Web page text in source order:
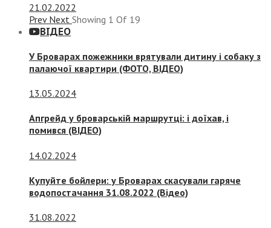
21.02.2022
Prev Next Showing 1 Of 19
ВІДЕО
У Броварах пожежники врятували дитину і собаку з
палаючої квартири (ФОТО, ВІДЕО)
13.05.2024
Апгрейд у броварській маршрутці: і доїхав, і
помився (ВІДЕО)
14.02.2024
Купуйте бойлери: у Броварах скасували гаряче
водопостачання 31.08.2022 (Відео)
31.08.2022